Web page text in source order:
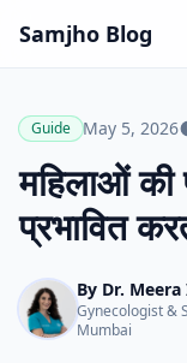
Samjho Blog
Guide May 5, 2026
महिलाओं की
प्रभावित
By Dr.
Gynecologist &
Mumbai